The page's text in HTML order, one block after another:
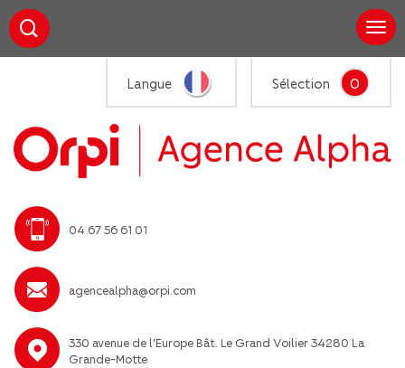
Langue Sélection 0
04 67 56 61 01
agencealpha@orpi.com
330 avenue de l'Europe Bât. Le Grand Voilier 34280 La
Grande-Motte